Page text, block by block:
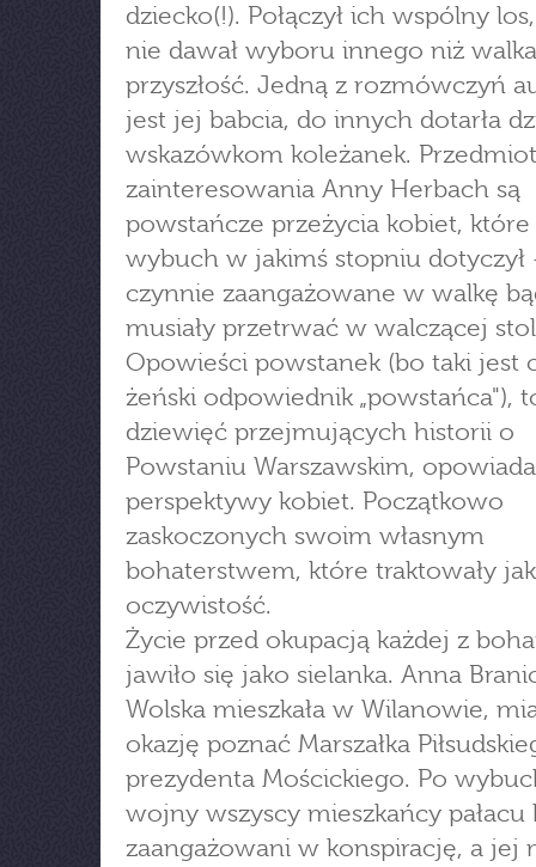
dziecko(!). Połączył ich wspólny
nie dawał wyboru innego niż
przyszłość. Jedną z rozmówczyń
jest jej babcia, do innych dotarła
wskazówkom koleżanek.
zainteresowania Anny Herbach są
powstańcze przeżycia kobiet,
wybuch w jakimś stopniu dotyczył
czynnie zaangażowane w walkę
musiały przetrwać w walczącej
Opowieści powstanek (bo taki jest
żeński odpowiednik „powstańca"),
dziewięć przejmujących historii o
Powstaniu Warszawskim,
perspektywy kobiet. Początkowo
zaskoczonych swoim własnym
bohaterstwem, które traktowały
oczywistość.
Życie przed okupacją każdej z
jawiło się jako sielanka. Anna
Wolska mieszkała w Wilanowie,
okazję poznać Marszałka
prezydenta Mościckiego. Po
wojny wszyscy mieszkańcy pałacu
zaangażowani w konspirację, a jej